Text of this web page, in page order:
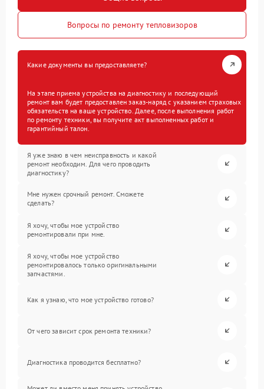
Вопросы по ремонту тепловизоров
Какие документы вы предоставляете?
На этапе приема устройства на диагностику и последующий
ремонт вам будет предоставлен заказ-наряд с указанием страховых
обязательств на ваше устройство. Далее, после выполнения работ
по ремонту техники, вы получите акт выполненных работ и
гарантийный талон.
Я уже знаю в чем неисправность и какой
ремонт необходим. Для чего проводить
диагностику?
Мне нужен срочный ремонт. Сможете
сделать?
Я хочу, чтобы мое устройство
ремонтировали при мне.
Я хочу, чтобы мое устройство
ремонтировалось только оригинальными
запчастями.
Как я узнаю, что мое устройство готово?
От чего зависит срок ремонта техники?
Диагностика проводится бесплатно?